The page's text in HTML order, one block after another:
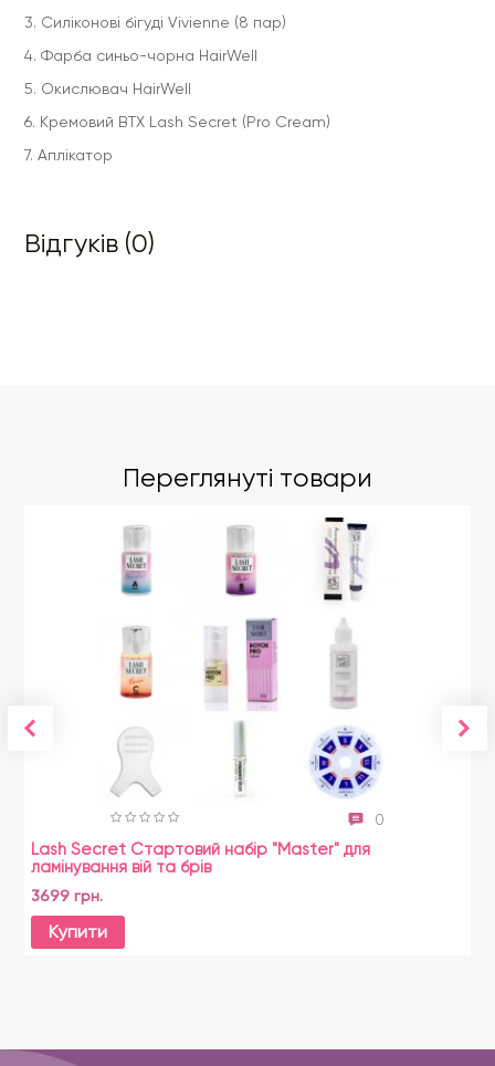
3. Силіконові бігуді Vivienne (8 пар)
4. Фарба синьо-чорна HairWell
5. Окислювач HairWell
6. Кремовий BTX Lash Secret (Pro Cream)
7. Аплікатор
Відгуків (0)
Переглянуті товари
0
Lash Secret Стартовий набір "Master" для
ламінування вій та брів
3699 грн.
Купити